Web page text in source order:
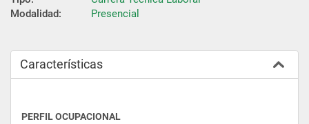
Modalidad:
Presencial
Características
PERFIL OCUPACIONAL